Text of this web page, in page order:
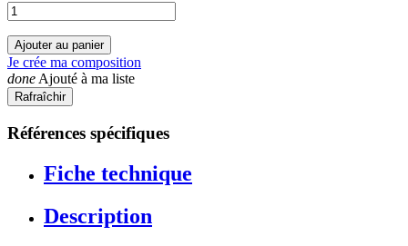
Ajouter au panier
Je crée ma composition
done Ajouté à ma liste
Références spécifiques
Fiche technique
Description